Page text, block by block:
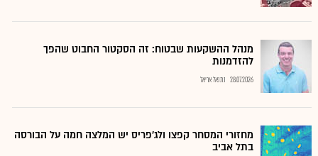
מנהל ההשקעות שבטוח: זה הסקטור החבוט שהפך
להזדמנות
28.07.2026 נתנאל אריאל
מחזורי המסחר קפצו ולג'פריס יש המלצה חמה על הבורסה
בתל אביב